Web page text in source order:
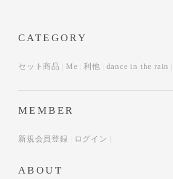
CATEGORY
セット商品 Me 利他 dance in the rain
MEMBER
新規会員登録 ログイン
ABOUT